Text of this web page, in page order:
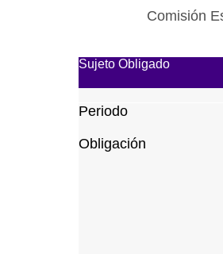
Comisión
Sujeto Obligado
Periodo
Obligación